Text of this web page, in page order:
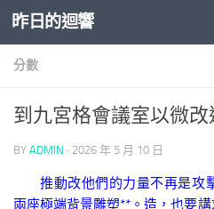
Skip to content
昨日的迴響
分數
到九宮格會議室以微
BY ADMIN · 2026 年 5 月 10 日
推動改他們的力量不再是攻
兩座極端背景雕塑**。造，也要